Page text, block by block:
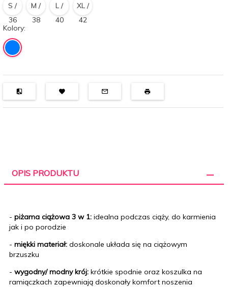
S /
36
M /
38
L /
40
XL /
42
Kolory:
OPIS PRODUKTU
- piżama ciążowa 3 w 1: idealna podczas ciąży, do karmienia
jak i po porodzie
- miękki materiał: doskonale układa się na ciążowym
brzuszku
- wygodny/ modny krój: krótkie spodnie oraz koszulka na
ramiączkach zapewniają doskonały komfort noszenia